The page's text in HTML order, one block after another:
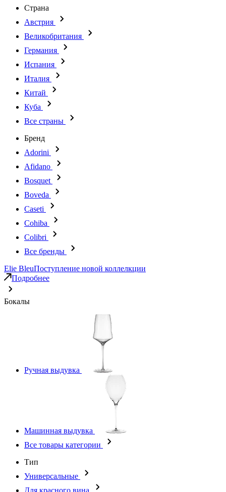
Страна
Австрия
Великобритания
Германия
Испания
Италия
Китай
Куба
Все страны
Бренд
Adorini
Afidano
Bosquet
Boveda
Caseti
Cohiba
Colibri
Все бренды
Elie BleuПоступление новой коллелкции
Подробнее
Бокалы
Ручная выдувка
Машинная выдувка
Все товары категории
Тип
Универсальные
Для красного вина